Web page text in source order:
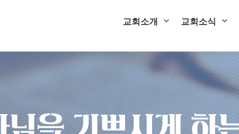
교회소개 교회소식